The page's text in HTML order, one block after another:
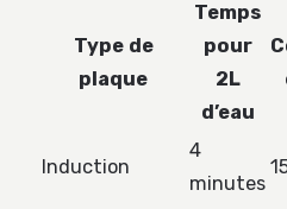
Type de
plaque
Temps
pour
2L
d’eau
Induction
4
minutes